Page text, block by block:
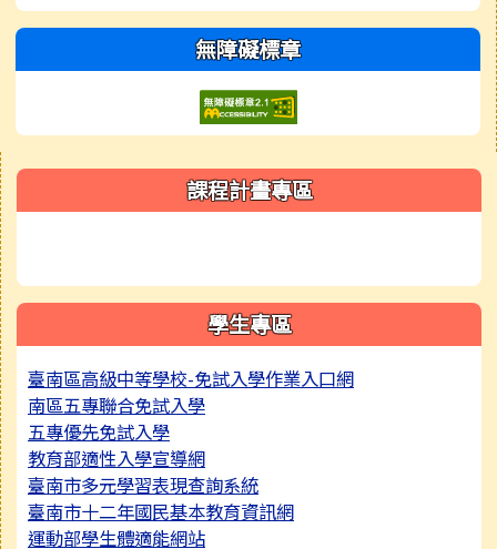
無障礙標章
右邊區域內容 課程計畫專區
學生專區
臺南區高級中等學校-免試入學作業入口網
南區五專聯合免試入學
五專優先免試入學
教育部適性入學宣導網
臺南市多元學習表現查詢系統
臺南市十二年國民基本教育資訊網
運動部學生體適能網站